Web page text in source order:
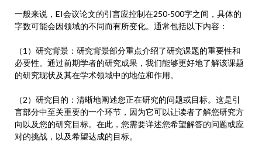
一般来说，EI会议论文的引言应控制在250-500字之间，具体的
字数可能会因领域的不同而有所变化。通常包括以下内容：
（1）研究背景：研究背景部分重点介绍了研究课题的重要性和
必要性。通过前期学者的研究成果，我们能够更好地了解该课题
的研究现状及其在学术领域中的地位和作用。
（2）研究目的：清晰地阐述您正在研究的问题或目标。这是引
言部分中至关重要的一个环节，因为它可以让读者了解您研究方
向以及您的研究目标。在此，您需要详述您希望解答的问题或应
对的挑战，以及希望达成的目标。